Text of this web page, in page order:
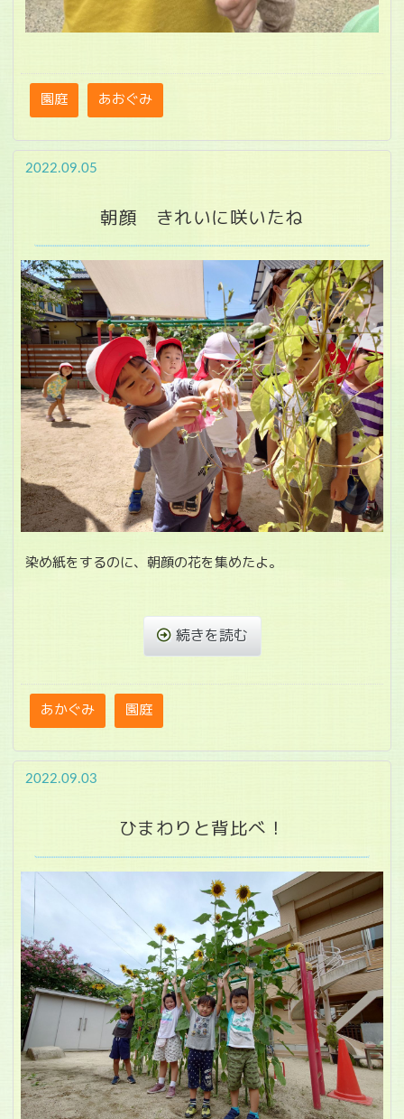
園庭 あおぐみ
2022.09.05
朝顔 きれいに咲いたね
染め紙をするのに、朝顔の花を集めたよ。
続きを読む
あかぐみ 園庭
2022.09.03
ひまわりと背比べ！